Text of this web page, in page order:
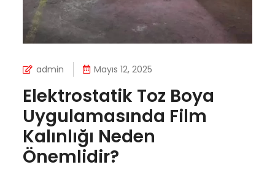
admin Mayıs 12, 2025
Elektrostatik Toz Boya
Uygulamasında Film
Kalınlığı Neden
Önemlidir?